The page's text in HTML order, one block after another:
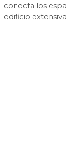
conecta los
edificio